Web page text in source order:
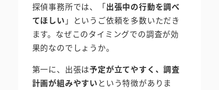
探偵事務所では、「出張中の行動を調べ
てほしい 」というご依頼を多数いただき
ます。なぜこのタイミングでの調査が効
果的なのでしょうか。
第一に、出張は予定が立てやすく、調査
計画が組みやすい という特徴がありま